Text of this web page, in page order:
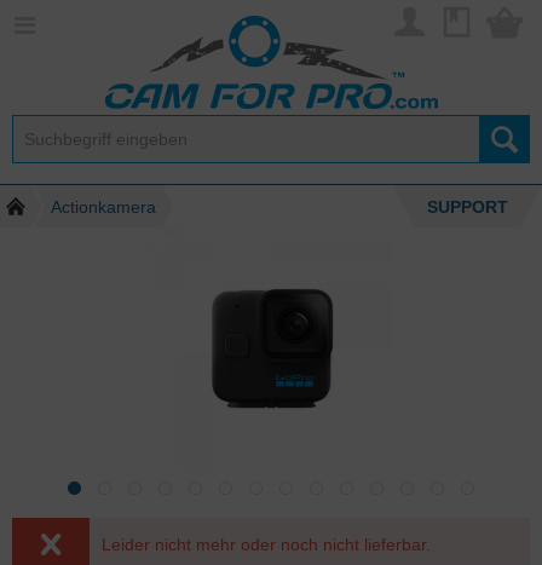
Actionkamera SUPPORT
Leider nicht mehr oder noch nicht lieferbar.